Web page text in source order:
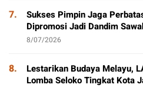
7.
Sukses Pimpin Jaga
Dipromosi Jadi Dandim
8/07/2026
8.
Lestarikan Budaya Melayu,
Lomba Seloko Tingkat Kota